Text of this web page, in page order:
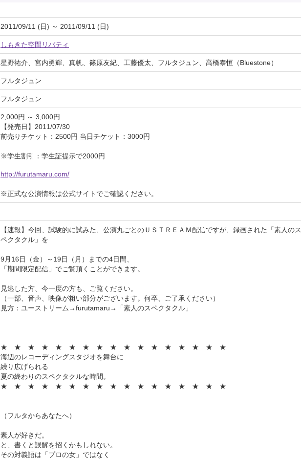
2011/09/11 (日) ～ 2011/09/11 (日)
しもきた空間リバティ
星野祐介、宮内勇輝、真帆、篠原友紀、工藤優太、フルタジュン、高橋泰恒（Bluestone）
フルタジュン
フルタジュン
2,000円 ～ 3,000円
【発売日】2011/07/30
前売りチケット：2500円 当日チケット：3000円
※学生割引：学生証提示で2000円
http://furutamaru.com/
※正式な公演情報は公式サイトでご確認ください。
【速報】今回、試験的に試みた、公演丸ごとのＵＳＴＲＥＡＭ配信ですが、録画された「素人のス
ペクタクル」を
9月16日（金）～19日（月）までの4日間、
「期間限定配信」でご覧頂くことができます。
見逃した方、今一度の方も、ご覧ください。
（一部、音声、映像が粗い部分がございます。何卒、ご了承ください）
見方：ユーストリーム→furutamaru→「素人のスペクタクル」
★ ★ ★ ★ ★ ★ ★ ★ ★ ★ ★ ★ ★ ★ ★ ★ ★
海辺のレコーディングスタジオを舞台に
繰り広げられる
夏の終わりのスペクタクルな時間。
★ ★ ★ ★ ★ ★ ★ ★ ★ ★ ★ ★ ★ ★ ★ ★ ★
（フルタからあなたへ）
素人が好きだ。
と、書くと誤解を招くかもしれない。
その対義語は「プロの女」ではなく